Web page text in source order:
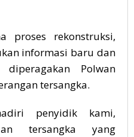
proses rekonstruksi,
informasi baru dan
Polwan
tersangka.
penyidik kami,
tersangka yang